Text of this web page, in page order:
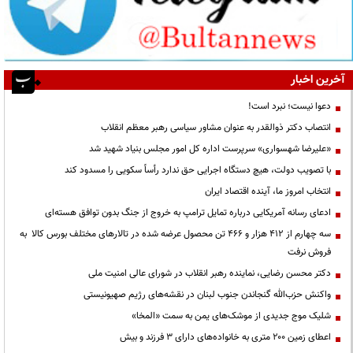
آخرین اخبار
دعوا نیست؛ نبرد است!
انتصاب دکتر ذوالقدر به عنوان مشاور سیاسی رهبر معظم انقلاب
«علیرضا شهسواری» سرپرست اداره کل امور مجلس بنیاد شهید شد
با تصویب دولت، هیچ دستگاه اجرایی حق ندارد رأساً سکویی را مسدود کند
انتخاب امروز ما، آینده اقتصاد ایران
ادعای رسانه آمریکایی درباره تمایل ترامپ به خروج از جنگ بدون توافق هسته‌ای
سه چهارم از ۴۱۲ هزار و ۴۶۶ تن محصول عرضه شده در تالارهای مختلف بورس کالا به
فروش نرفت
دکتر محسن رضایی، نماینده رهبر انقلاب در شورای عالی امنیت ملی
واکنش حزب‌الله گنجاندن جنوب لبنان در نقشه‌های رژیم صهیونیستی
شلیک موج جدیدی از موشک‌های یمن به سمت «المخا»
اعطای زمین ۲۰۰ متری به خانواده‌های دارای ۳ فرزند و بیش